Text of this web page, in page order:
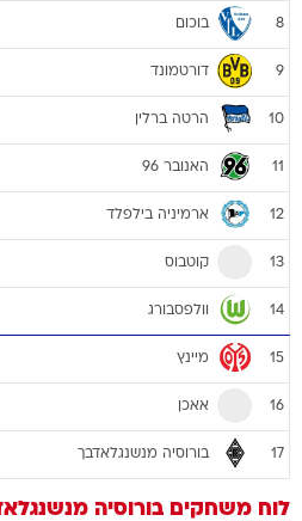
8 בוכום
9 דורטמונד
10 הרטה ברלין
11 האנובר 96
12 ארמיניה בילפלד
13 קוטבוס
14 וולפסבורג
15 מיינץ
16 אאכן
17 בורוסיה מנשנגלאדבך
לוח משחקים בורוסיה